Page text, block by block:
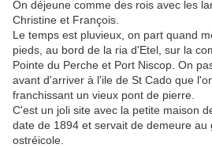
On déjeune comme des rois avec les
Christine et François.
Le temps est pluvieux, on part quand
pieds, au bord de la ria d'Etel, sur la
Pointe du Perche et Port Niscop. On
avant d'arriver à l'ile de St Cado que
franchissant un vieux pont de pierre.
C'est un joli site avec la petite maison
date de 1894 et servait de demeure au
ostréicole.